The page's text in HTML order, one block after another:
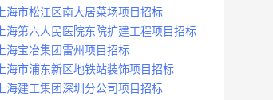
上海市松江区南大居菜场项目招标
上海第六人民医院东院扩建工程项目招标
上海宝冶集团雷州项目招标
上海市浦东新区地铁站装饰项目招标
上海建工集团深圳分公司项目招标